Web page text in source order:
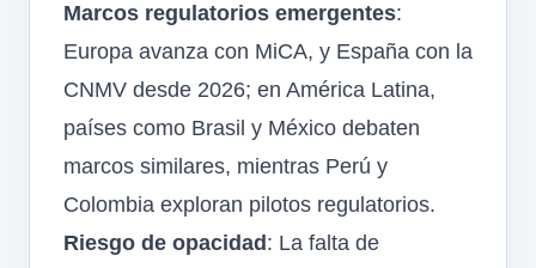
Marcos regulatorios emergentes:
Europa avanza con MiCA, y España con la
CNMV desde 2026; en América Latina,
países como Brasil y México debaten
marcos similares, mientras Perú y
Colombia exploran pilotos regulatorios.
Riesgo de opacidad : La falta de